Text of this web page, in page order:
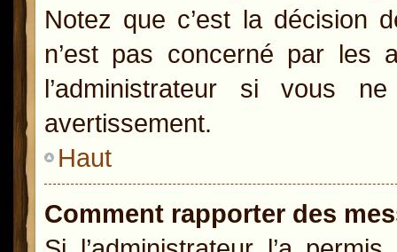
Notez que c’est la décision
n’est pas concerné par les
l’administrateur si vous
avertissement.
Haut
Comment rapporter des